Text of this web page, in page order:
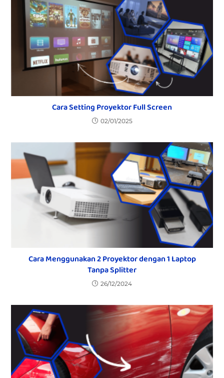
Cara Setting Proyektor Full Screen
02/01/2025
Cara Menggunakan 2 Proyektor dengan 1 Laptop
Tanpa Splitter
26/12/2024